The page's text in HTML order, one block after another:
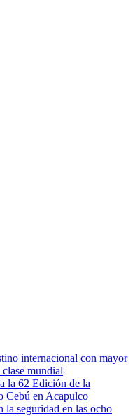
internacional con mayor
mundial
la 62 Edición de la
Cebú en Acapulco
la seguridad en las ocho